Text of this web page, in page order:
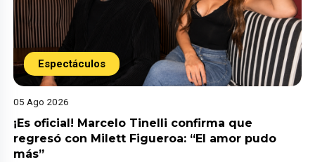
Espectáculos
05 Ago 2026
¡Es oficial! Marcelo Tinelli confirma que
regresó con Milett Figueroa: “El amor pudo
más”